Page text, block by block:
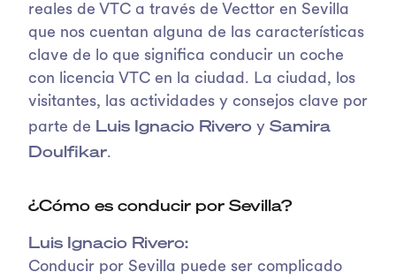
reales de VTC a través de Vecttor en Sevilla
que nos cuentan alguna de las características
clave de lo que significa conducir un coche
con licencia VTC en la ciudad. La ciudad, los
visitantes, las actividades y consejos clave por
parte de Luis Ignacio Rivero y Samira
Doulfikar.
¿Cómo es conducir por Sevilla?
Luis Ignacio Rivero:
Conducir por Sevilla puede ser complicado